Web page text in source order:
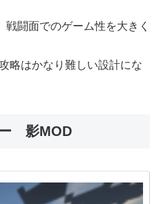
闘面でのゲーム性を大きく
略はかなり難しい設計にな
ー 影MOD